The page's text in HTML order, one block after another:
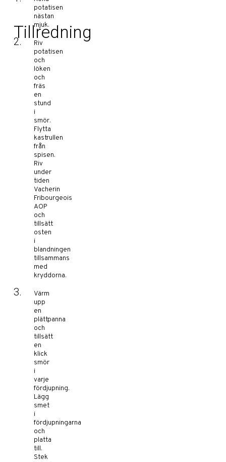
Tillredning
potatisen
nästan
mjuk.
Riv
potatisen
och
löken
och
fräs
en
stund
i
smör.
Flytta
kastrullen
från
spisen.
Riv
under
tiden
Vacherin
Fribourgeois
AOP
och
tillsätt
osten
i
blandningen
tillsammans
med
kryddorna.
Värm
upp
en
plättpanna
och
tillsätt
en
klick
smör
i
varje
fördjupning.
Lägg
smet
i
fördjupningarna
och
platta
till.
Stek